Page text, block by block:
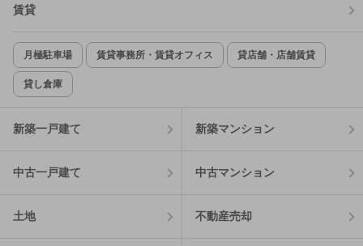
賃貸
月極駐車場 賃貸事務所・賃貸オフィス 貸店舗・店舗賃貸
貸し倉庫
新築一戸建て 新築マンション
中古一戸建て 中古マンション
土地 不動産売却